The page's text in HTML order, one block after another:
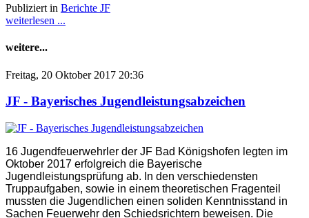
Publiziert in Berichte JF
weiterlesen ...
weitere...
Freitag, 20 Oktober 2017 20:36
JF - Bayerisches Jugendleistungsabzeichen
16 Jugendfeuerwehrler der JF Bad Königshofen legten im
Oktober 2017 erfolgreich die Bayerische
Jugendleistungsprüfung ab. In den verschiedensten
Truppaufgaben, sowie in einem theoretischen Fragenteil
mussten die Jugendlichen einen soliden Kenntnisstand in
Sachen Feuerwehr den Schiedsrichtern beweisen. Die